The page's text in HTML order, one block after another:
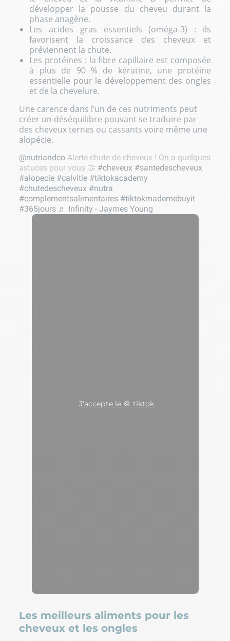
développer la pousse du cheveu durant la
phase anagène.
Les acides gras essentiels (oméga-3) : ils
favorisent la croissance des cheveux et
préviennent la chute.
Les protéines : la fibre capillaire est composée
à plus de 90 % de kératine, une protéine
essentielle pour le développement des ongles
et de la chevelure.
Une carence dans l’un de ces nutriments peut
créer un déséquilibre pouvant se traduire par
des cheveux ternes ou cassants voire même une
alopécie.
@nutriandco Alerte chute de cheveux ! On a quelques
astuces pour vous 🤝 #cheveux #santedescheveux
#alopecie #calvitie #tiktokacademy
#chutedescheveux #nutra
#complementsalimentaires #tiktokmademebuyit
#365jours ♬ Infinity - Jaymes Young
">
J'accepte le 🍪 tiktok
Les meilleurs aliments pour les
cheveux et les ongles